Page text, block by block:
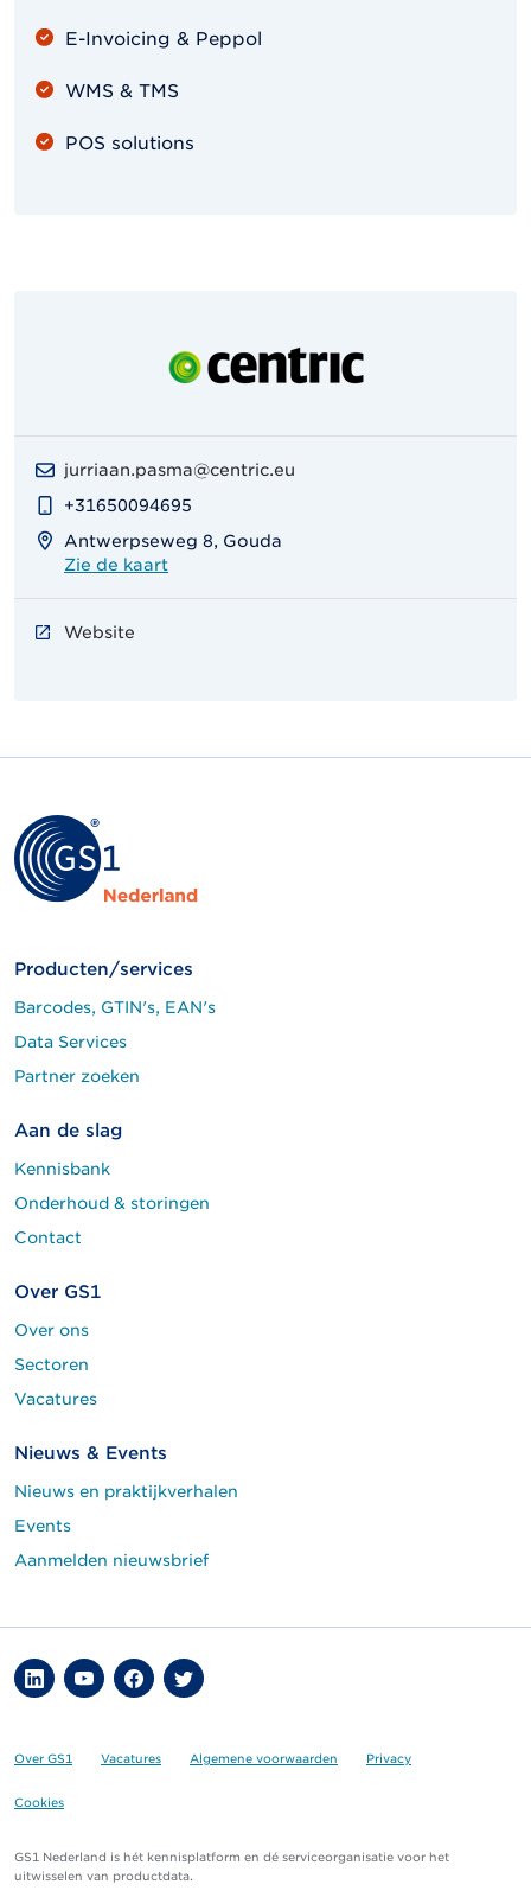
E-Invoicing & Peppol
WMS & TMS
POS solutions
jurriaan.pasma@centric.eu
+31650094695
Antwerpseweg 8, Gouda
Zie de kaart
Website
Producten/services
Barcodes, GTIN's, EAN's
Data Services
Partner zoeken
Aan de slag
Kennisbank
Onderhoud & storingen
Contact
Over GS1
Over ons
Sectoren
Vacatures
Nieuws & Events
Nieuws en praktijkverhalen
Events
Aanmelden nieuwsbrief
Over GS1 Vacatures Algemene voorwaarden Privacy
Cookies
GS1 Nederland is hét kennisplatform en dé serviceorganisatie voor het
uitwisselen van productdata.